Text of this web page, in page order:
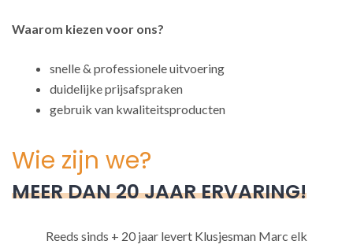
Waarom kiezen voor ons?
snelle & professionele uitvoering
duidelijke prijsafspraken
gebruik van kwaliteitsproducten
Wie zijn we?
MEER DAN 20 JAAR ERVARING!
Reeds sinds + 20 jaar levert Klusjesman Marc elk